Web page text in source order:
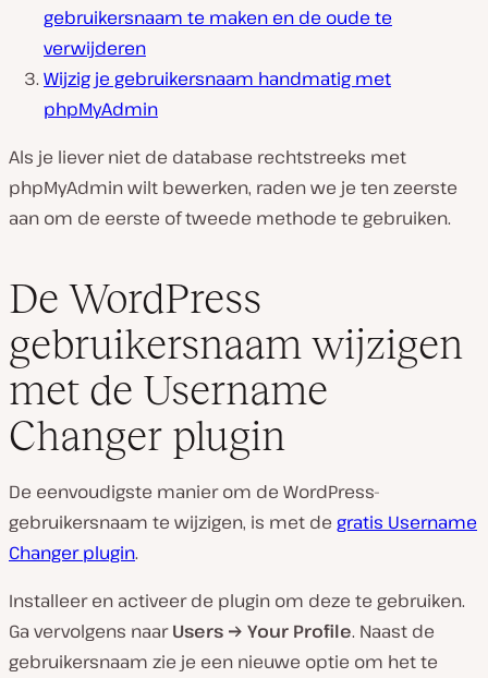
gebruikersnaam te maken en de oude te
verwijderen
Wijzig je gebruikersnaam handmatig met
phpMyAdmin
Als je liever niet de database rechtstreeks met
phpMyAdmin wilt bewerken, raden we je ten zeerste
aan om de eerste of tweede methode te gebruiken.
De WordPress
gebruikersnaam wijzigen
met de Username
Changer plugin
De eenvoudigste manier om de WordPress-
gebruikersnaam te wijzigen, is met de gratis Username
Changer plugin.
Installeer en activeer de plugin om deze te gebruiken.
Ga vervolgens naarUsers → Your Profile. Naast de
gebruikersnaam zie je een nieuwe optie om het te